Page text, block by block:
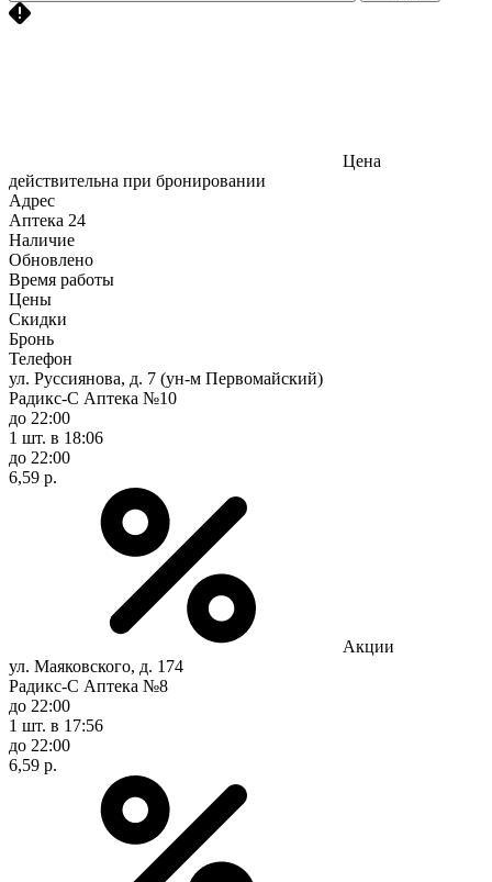
Цена
действительна при бронировании
Адрес
Аптека 24
Наличие
Обновлено
Время работы
Цены
Скидки
Бронь
Телефон
ул. Руссиянова, д. 7 (ун-м Первомайский)
Радикс-С Аптека №10
до 22:00
1 шт. в 18:06
до 22:00
6,59 р.
Акции
ул. Маяковского, д. 174
Радикс-С Аптека №8
до 22:00
1 шт. в 17:56
до 22:00
6,59 р.